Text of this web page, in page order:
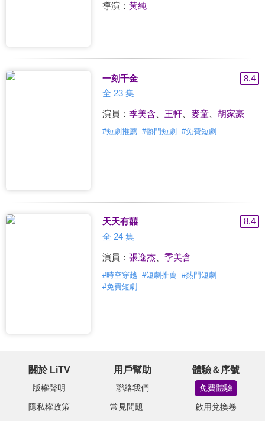
導演： 黃純
一刻千金
8.4
全 23 集
演員： 季美含 王軒、 麥童、 胡家豪
#短劇推薦 #熱門短劇 #免費短劇
天天有囍
8.4
全 24 集
演員： 張逸杰、 季美含
#時空穿越 #短劇推薦 #熱門短劇
#免費短劇
關於 LiTV
版權聲明
隱私權政策
用戶幫助
聯絡我們
常見問題
體驗＆序號
免費體驗
啟用兌換卷